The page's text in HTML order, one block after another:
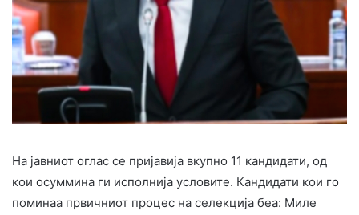
На јавниот оглас се пријавија вкупно 11 кандидати, од
кои осуммина ги исполнија условите. Кандидати кои го
поминаа првичниот процес на селекција беа: Миле